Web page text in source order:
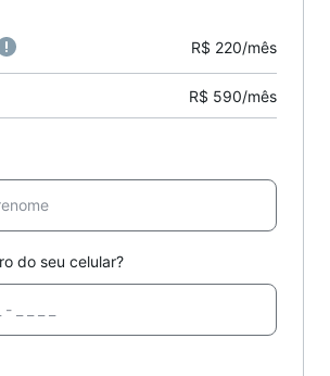
R$ 220/mês
R$ 590/mês
do seu celular?